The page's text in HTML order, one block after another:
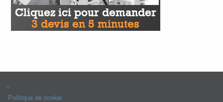
.
Politique de cookie